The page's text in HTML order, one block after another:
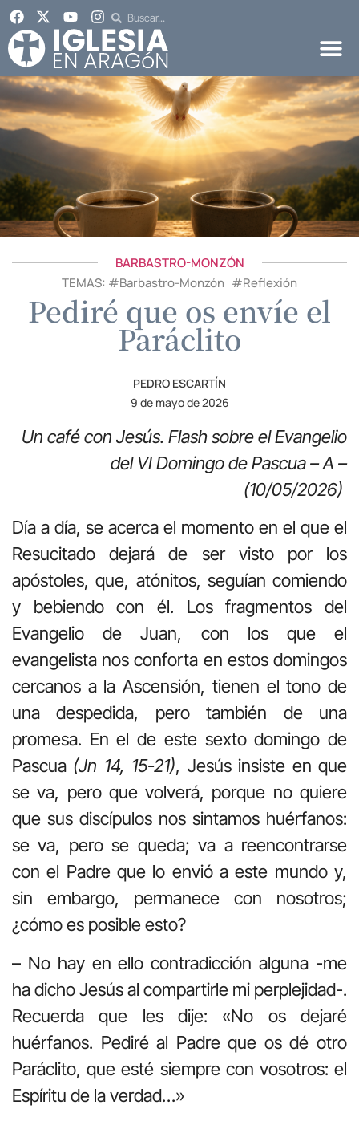
BARBASTRO-MONZÓN
TEMAS: #Barbastro-Monzón #Reflexión
Pediré que os envíe el
Paráclito
PEDRO ESCARTÍN
9 de mayo de 2026
Un café con Jesús. Flash sobre el Evangelio
del VI Domingo de Pascua – A –
(10/05/2026)
Día a día, se acerca el momento en el que el
Resucitado dejará de ser visto por los
apóstoles, que, atónitos, seguían comiendo
y bebiendo con él. Los fragmentos del
Evangelio de Juan, con los que el
evangelista nos conforta en estos domingos
cercanos a la Ascensión, tienen el tono de
una despedida, pero también de una
promesa. En el de este sexto domingo de
Pascua (Jn 14, 15-21), Jesús insiste en que
se va, pero que volverá, porque no quiere
que sus discípulos nos sintamos huérfanos:
se va, pero se queda; va a reencontrarse
con el Padre que lo envió a este mundo y,
sin embargo, permanece con nosotros;
¿cómo es posible esto?
– No hay en ello contradicción alguna -me
ha dicho Jesús al compartirle mi perplejidad-.
Recuerda que les dije: «No os dejaré
huérfanos. Pediré al Padre que os dé otro
Paráclito, que esté siempre con vosotros: el
Espíritu de la verdad…»